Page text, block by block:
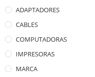
ADAPTADORES
CABLES
COMPUTADORAS
IMPRESORAS
MARCA